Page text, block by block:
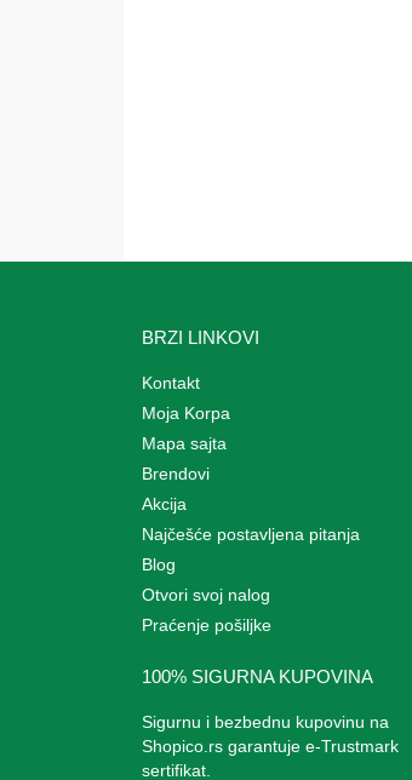
BRZI LINKOVI
Kontakt
Moja Korpa
Mapa sajta
Brendovi
Akcija
Najčešće postavljena pitanja
Blog
Otvori svoj nalog
Praćenje pošiljke
100% SIGURNA KUPOVINA
Sigurnu i bezbednu kupovinu na
Shopico.rs garantuje e-Trustmark
sertifikat.